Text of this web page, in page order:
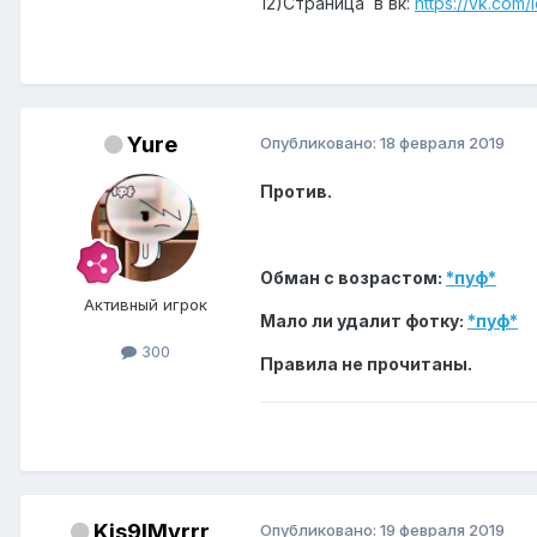
Yure
Активный игрок
300
Опубликовано: 18 февраля 2019
Против.
Обман с возрастом: *пуф*
Мало ли удалит фотку: *пуф*
Правила не прочитаны.
Kis9lMyrrr Опубликовано: 19 февраля 2019